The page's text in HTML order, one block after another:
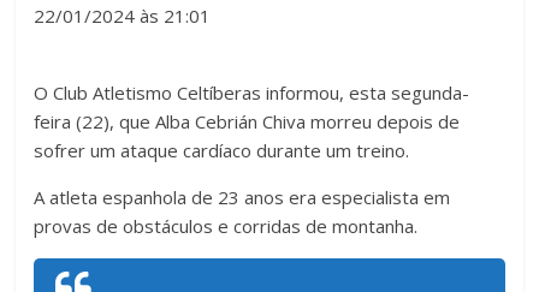
22/01/2024 às 21:01
O Club Atletismo Celtíberas informou, esta segunda-
feira (22), que Alba Cebrián Chiva morreu depois de
sofrer um ataque cardíaco durante um treino.
A atleta espanhola de 23 anos era especialista em
provas de obstáculos e corridas de montanha.